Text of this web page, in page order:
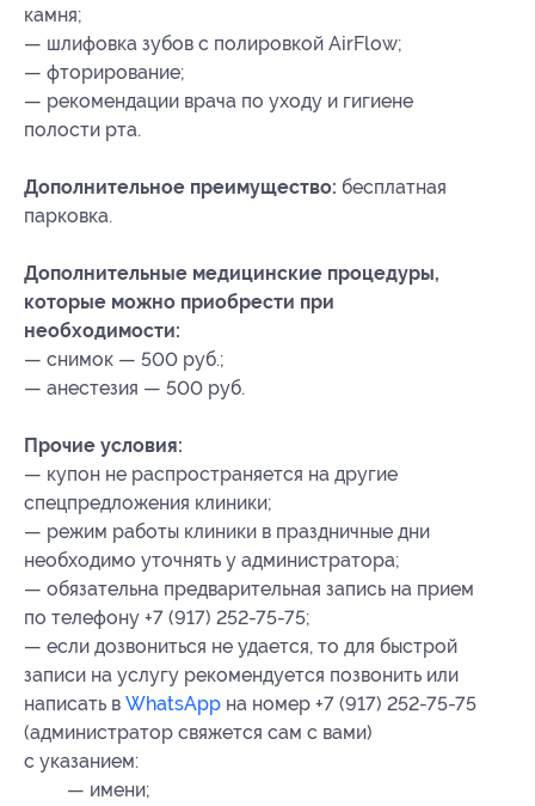
камня;
— шлифовка зубов с полировкой AirFlow;
— фторирование;
— рекомендации врача по уходу и гигиене
полости рта.
Дополнительное преимущество: бесплатная
парковка.
Дополнительные медицинские процедуры,
которые можно приобрести при
необходимости:
— снимок — 500 руб.;
— анестезия — 500 руб.
Прочие условия:
— купон не распространяется на другие
спецпредложения клиники;
— режим работы клиники в праздничные дни
необходимо уточнять у администратора;
— обязательна предварительная запись на прием
по телефону +7 (917) 252-75-75;
— если дозвониться не удается, то для быстрой
записи на услугу рекомендуется позвонить или
написать в WhatsApp на номер +7 (917) 252-75-75
(администратор свяжется сам с вами)
с указанием:
— имени;